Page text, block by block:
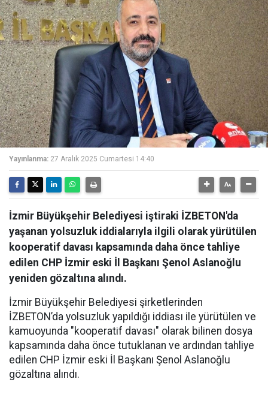
Yayınlanma: 27 Aralık 2025 Cumartesi 14:40
İzmir Büyükşehir Belediyesi iştiraki İZBETON'da
yaşanan yolsuzluk iddialarıyla ilgili olarak yürütülen
kooperatif davası kapsamında daha önce tahliye
edilen CHP İzmir eski İl Başkanı Şenol Aslanoğlu
yeniden gözaltına alındı.
İzmir Büyükşehir Belediyesi şirketlerinden
İZBETON’da yolsuzluk yapıldığı iddiası ile yürütülen ve
kamuoyunda "kooperatif davası" olarak bilinen dosya
kapsamında daha önce tutuklanan ve ardından tahliye
edilen CHP İzmir eski İl Başkanı Şenol Aslanoğlu
gözaltına alındı.